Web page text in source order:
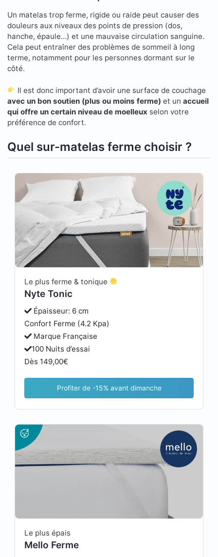
Un matelas trop ferme, rigide ou raide peut causer des
douleurs aux niveaux des points de pression (dos,
hanche, épaule…) et une mauvaise circulation sanguine.
Cela peut entraîner des problèmes de sommeil à long
terme, notamment pour les personnes dormant sur le
côté.
Il est donc important d’avoir une surface de couchage
avec un bon soutien (plus ou moins ferme) et un accueil
qui offre un certain niveau de moelleux selon votre
préférence de confort.
Quel sur-matelas ferme choisir ?
Le plus ferme & tonique
Nyte Tonic
Épaisseur: 6 cm
Confort Ferme (4.2 Kpa)
Marque Française
100 Nuits d’essai
Dès 149,00€
Profiter de -15% avant dimanche
Le plus épais
Mello Ferme